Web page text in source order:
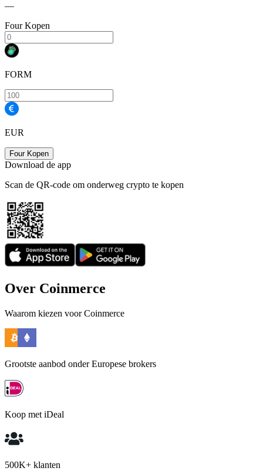
—
Four Kopen
FORM
EUR
Four Kopen
Download de app
Scan de QR-code om onderweg crypto te kopen
Over Coinmerce
Waarom kiezen voor Coinmerce
Grootste aanbod onder Europese brokers
Koop met iDeal
500K+ klanten